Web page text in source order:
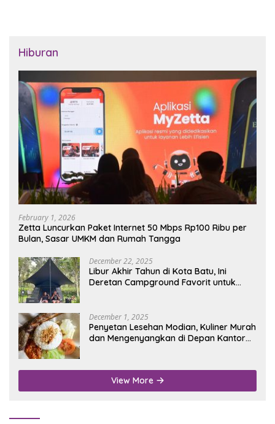
Hiburan
February 1, 2026
Zetta Luncurkan Paket Internet 50 Mbps Rp100 Ribu per
Bulan, Sasar UMKM dan Rumah Tangga
December 22, 2025
Libur Akhir Tahun di Kota Batu, Ini
Deretan Campground Favorit untuk
December 1, 2025
Penyetan Lesehan Modian, Kuliner Murah
dan Mengenyangkan di Depan Kantor
View More